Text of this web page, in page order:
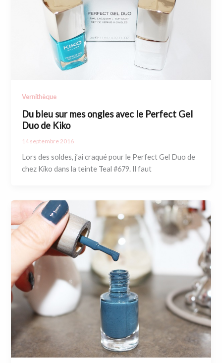
Vernithèque
Du bleu sur mes ongles avec le Perfect Gel
Duo de Kiko
14 septembre 2016
Lors des soldes, j’ai craqué pour le Perfect Gel Duo de
chez Kiko dans la teinte Teal #679. Il faut